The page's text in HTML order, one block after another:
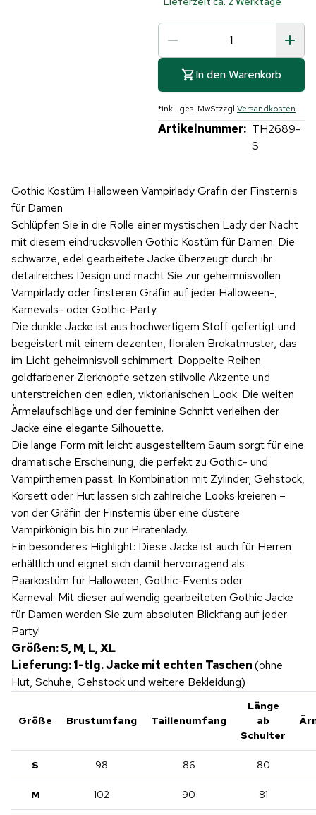
In den Warenkorb
*inkl. ges. MwStzzgl.Versandkosten
Artikelnummer: TH2689-
S
Gothic Kostüm Halloween Vampirlady Gräfin der Finsternis
für Damen
Schlüpfen Sie in die Rolle einer mystischen Lady der Nacht
mit diesem eindrucksvollen Gothic Kostüm für Damen. Die
schwarze, edel gearbeitete Jacke überzeugt durch ihr
detailreiches Design und macht Sie zur geheimnisvollen
Vampirlady oder finsteren Gräfin auf jeder Halloween-,
Karnevals- oder Gothic-Party.
Die dunkle Jacke ist aus hochwertigem Stoff gefertigt und
begeistert mit einem dezenten, floralen Brokatmuster, das
im Licht geheimnisvoll schimmert. Doppelte Reihen
goldfarbener Zierknöpfe setzen stilvolle Akzente und
unterstreichen den edlen, viktorianischen Look. Die weiten
Ärmelaufschläge und der feminine Schnitt verleihen der
Jacke eine elegante Silhouette.
Die lange Form mit leicht ausgestelltem Saum sorgt für eine
dramatische Erscheinung, die perfekt zu Gothic- und
Vampirthemen passt. In Kombination mit Zylinder, Gehstock,
Korsett oder Hut lassen sich zahlreiche Looks kreieren –
von der Gräfin der Finsternis über eine düstere
Vampirkönigin bis hin zur Piratenlady.
Ein besonderes Highlight: Diese Jacke ist auch für Herren
erhältlich und eignet sich damit hervorragend als
Paarkostüm für Halloween, Gothic-Events oder
Karneval. Mit dieser aufwendig gearbeiteten Gothic Jacke
für Damen werden Sie zum absoluten Blickfang auf jeder
Party!
Größen: S, M, L, XL
Lieferung: 1-tlg. Jacke mit echten Taschen(ohne
Hut, Schuhe, Gehstock und weitere Bekleidung)
Größe Brustumfang Taillenumfang
Länge
ab
Schulter
S 98 86 80
M 102 90 81